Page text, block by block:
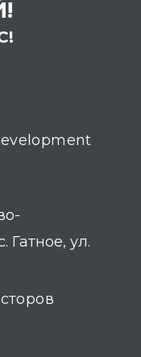
Гатное, ул.